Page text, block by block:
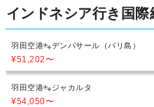
インドネシア行き国
羽田空港 デンパサール（バリ島）
¥51,202〜
羽田空港 ジャカルタ
¥54,050〜